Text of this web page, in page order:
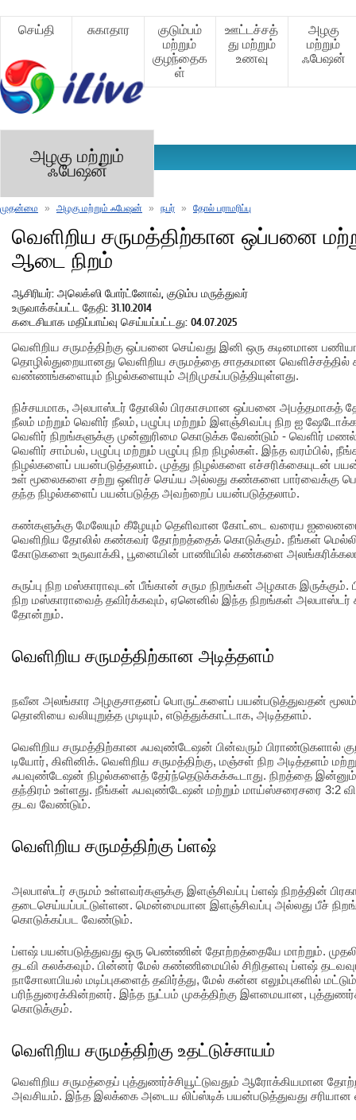
செய்தி சுகாதார
குடும்பம்
மற்றும்
குழந்தைக
ள்
ஊட்டச்சத்
து மற்றும்
உணவு
அழகு
மற்றும்
ஃபேஷன்
அழகு மற்றும்
ஃபேஷன்
முதன்மை » அழகு மற்றும் ஃபேஷன் » நபர் » தோல் பராமரிப்பு
வெளிறிய சருமத்திற்கான ஒப்பனை
ஆடை நிறம்
ஆசிரியர்: அலெக்ஸி போர்ட்னோவ், குடும்ப மருத்துவர்
உருவாக்கப்பட்ட தேதி: 31.10.2014
கடைசியாக மதிப்பாய்வு செய்யப்பட்டது: 04.07.2025
வெளிறிய சருமத்திற்கு ஒப்பனை செய்வது இனி ஒரு கடினமான
தொழில்துறையானது வெளிறிய சருமத்தை சாதகமான வெளிச்சத்தில்
வண்ணங்களையும் நிழல்களையும் அறிமுகப்படுத்தியுள்ளது.
நிச்சயமாக, அலபாஸ்டர் தோலில் பிரகாசமான ஒப்பனை அபத்தமாகத்
நீலம் மற்றும் வெளிர் நீலம், பழுப்பு மற்றும் இளஞ்சிவப்பு நிற ஐ
வெளிர் நிறங்களுக்கு முன்னுரிமை கொடுக்க வேண்டும் - வெளிர்
வெளிர் சாம்பல், பழுப்பு மற்றும் பழுப்பு நிற நிழல்கள். இந்த வரம்பில்,
நிழல்களைப் பயன்படுத்தலாம். முத்து நிழல்களை எச்சரிக்கையுடன்
உள் மூலைகளை சற்று ஒளிரச் செய்ய அல்லது கண்களை பார்வைக்கு
தந்த நிழல்களைப் பயன்படுத்த அவற்றைப் பயன்படுத்தலாம்.
கண்களுக்கு மேலேயும் கீழேயும் தெளிவான கோட்டை வரைய
வெளிறிய தோலில் கண்கவர் தோற்றத்தைக் கொடுக்கும். நீங்கள்
கோடுகளை உருவாக்கி, பூனையின் பாணியில் கண்களை
கருப்பு நிற மஸ்காராவுடன் பீங்கான் சரும நிறங்கள் அழகாக
நிற மஸ்காராவைத் தவிர்க்கவும், ஏனெனில் இந்த நிறங்கள் அலபாஸ்டர்
தோன்றும்.
வெளிறிய சருமத்திற்கான அடித்தளம்
நவீன அலங்கார அழகுசாதனப் பொருட்களைப் பயன்படுத்துவதன்
தொனியை வலியுறுத்த முடியும், எடுத்துக்காட்டாக, அடித்தளம்.
வெளிறிய சருமத்திற்கான ஃபவுண்டேஷன் பின்வரும் பிராண்டுகளால்
டியோர், கிளினிக். வெளிறிய சருமத்திற்கு, மஞ்சள் நிற
ஃபவுண்டேஷன் நிழல்களைத் தேர்ந்தெடுக்கக்கூடாது. நிறத்தை இன்னும்
தந்திரம் உள்ளது. நீங்கள் ஃபவுண்டேஷன் மற்றும் மாய்ஸ்சரைசரை 3:2
தடவ வேண்டும்.
வெளிறிய சருமத்திற்கு ப்ளஷ்
அலபாஸ்டர் சருமம் உள்ளவர்களுக்கு இளஞ்சிவப்பு ப்ளஷ் நிறத்தின்
தடைசெய்யப்பட்டுள்ளன. மென்மையான இளஞ்சிவப்பு அல்லது பீச்
கொடுக்கப்பட வேண்டும்.
ப்ளஷ் பயன்படுத்துவது ஒரு பெண்ணின் தோற்றத்தையே மாற்றும்.
தடவி கலக்கவும். பின்னர் மேல் கண்ணிமையில் சிறிதளவு ப்ளஷ்
நாசோலாபியல் மடிப்புகளைத் தவிர்த்து, மேல் கன்ன எலும்புகளில்
பரிந்துரைக்கின்றனர். இந்த நுட்பம் முகத்திற்கு இளமையான,
கொடுக்கும்.
வெளிறிய சருமத்திற்கு உதட்டுச்சாயம்
வெளிறிய சருமத்தைப் புத்துணர்ச்சியூட்டுவதும் ஆரோக்கியமான
அவசியம். இந்த இலக்கை அடைய லிப்ஸ்டிக் பயன்படுத்துவது சரியான